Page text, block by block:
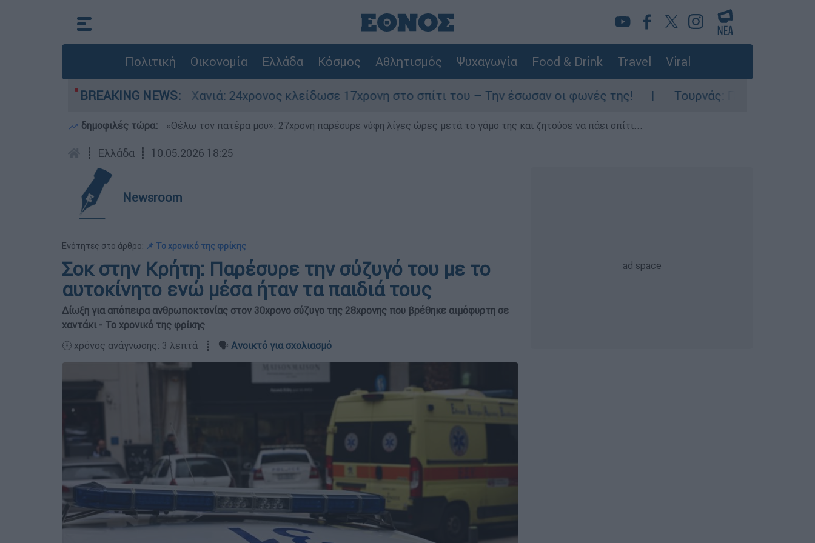
Πολιτική Οικονομία Ελλάδα Κόσμος Αθλητισμός Ψυχαγωγία Food & Drink Travel Viral
BREAKING NEWS:
στην περιοχή Χανιά: 24χρονος κλείδωσε 17χρονη στο σπίτι του – Την έσωσαν οι φωνές της! Τουρνάς: Πάνω από 400 πυρκαγιές
δημοφιλές τώρα: «Θέλω τον πατέρα μου»: 27χρονη παρέσυρε νύφη λίγες ώρες μετά το γάμο της και ζητούσε να πάει σπίτι...
┋ Ελλάδα ┋ 10.05.2026 18:25
Newsroom
Ενότητες στο άρθρο: 📌 Το χρονικό της φρίκης
Σοκ στην Κρήτη: Παρέσυρε την σύζυγό του με το
αυτοκίνητο ενώ μέσα ήταν τα παιδιά τους
Δίωξη για απόπειρα ανθρωποκτονίας στον 30χρονο σύζυγο της 28χρονης που βρέθηκε αιμόφυρτη σε
χαντάκι - Το χρονικό της φρίκης
🕛 χρόνος ανάγνωσης: 3 λεπτά ┋ 🗣️ Ανοικτό για σχολιασμό